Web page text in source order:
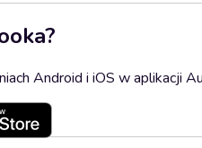
Android i iOS w aplikacji